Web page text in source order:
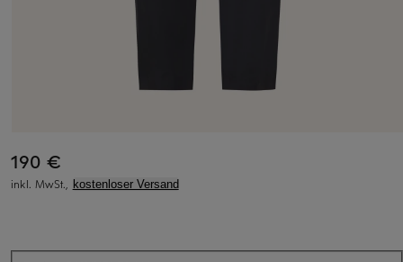
190 €
inkl. MwSt., kostenloser Versand